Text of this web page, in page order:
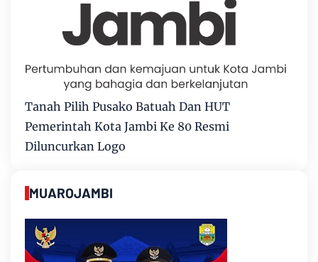
Tanah Pilih Pusako Batuah Dan HUT
Pemerintah Kota Jambi Ke 80 Resmi
Diluncurkan Logo
MUAROJAMBI